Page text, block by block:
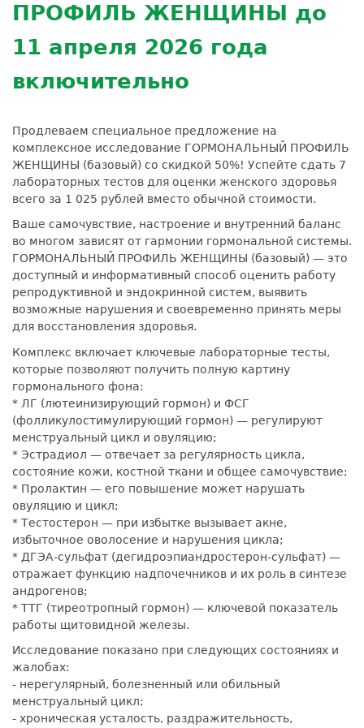
ПРОФИЛЬ ЖЕНЩИНЫ до
11 апреля 2026 года
включительно
Продлеваем специальное предложение на
комплексное исследование ГОРМОНАЛЬНЫЙ ПРОФИЛЬ
ЖЕНЩИНЫ (базовый) со скидкой 50%! Успейте сдать 7
лабораторных тестов для оценки женского здоровья
всего за 1 025 рублей вместо обычной стоимости.
Ваше самочувствие, настроение и внутренний баланс
во многом зависят от гармонии гормональной системы.
ГОРМОНАЛЬНЫЙ ПРОФИЛЬ ЖЕНЩИНЫ (базовый) — это
доступный и информативный способ оценить работу
репродуктивной и эндокринной систем, выявить
возможные нарушения и своевременно принять меры
для восстановления здоровья.
Комплекс включает ключевые лабораторные тесты,
которые позволяют получить полную картину
гормонального фона:
* ЛГ (лютеинизирующий гормон) и ФСГ
(фолликулостимулирующий гормон) — регулируют
менструальный цикл и овуляцию;
* Эстрадиол — отвечает за регулярность цикла,
состояние кожи, костной ткани и общее самочувствие;
* Пролактин — его повышение может нарушать
овуляцию и цикл;
* Тестостерон — при избытке вызывает акне,
избыточное оволосение и нарушения цикла;
* ДГЭА-сульфат (дегидроэпиандростерон-сульфат) —
отражает функцию надпочечников и их роль в синтезе
андрогенов;
* ТТГ (тиреотропный гормон) — ключевой показатель
работы щитовидной железы.
Исследование показано при следующих состояниях и
жалобах:
- нерегулярный, болезненный или обильный
менструальный цикл;
- хроническая усталость, раздражительность,